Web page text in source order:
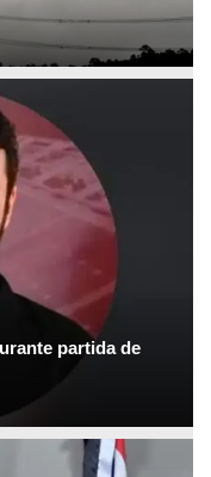
partida de